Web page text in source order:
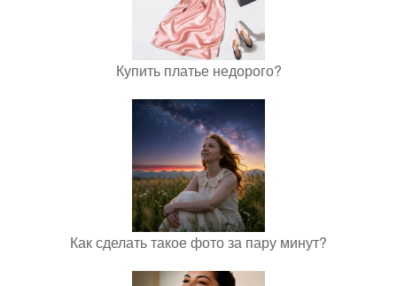
Купить платье недорого?
Как сделать такое фото за пару минут?